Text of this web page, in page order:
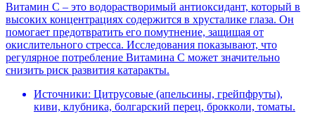
Витамин C – это водорастворимый антиоксидант, который в
высоких концентрациях содержится в хрусталике глаза. Он
помогает предотвратить его помутнение, защищая от
окислительного стресса. Исследования показывают, что
регулярное потребление Витамина C может значительно
снизить риск развития катаракты.
Источники: Цитрусовые (апельсины, грейпфруты),
киви, клубника, болгарский перец, брокколи, томаты.